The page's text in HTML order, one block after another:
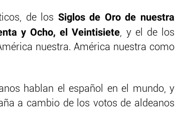
de los Siglos de Oro de nuestra
y Ocho, el Veintisiete , y el de los
nuestra. América nuestra como
hablan el español en el mundo, y
a cambio de los votos de aldeanos